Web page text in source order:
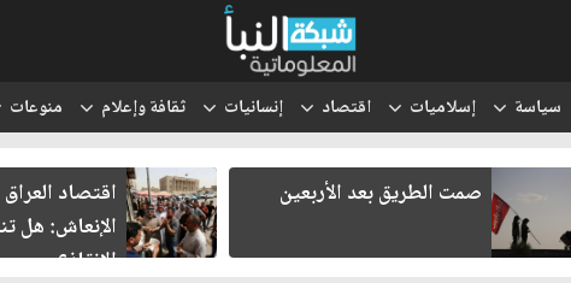
سياسة إسلاميات اقتصاد إنسانيات ثقافة وإعلام منوعات
اقتصاد العراق في غرفة
الإنقاذ؟
ثلاثة لقاءات
هل يولد